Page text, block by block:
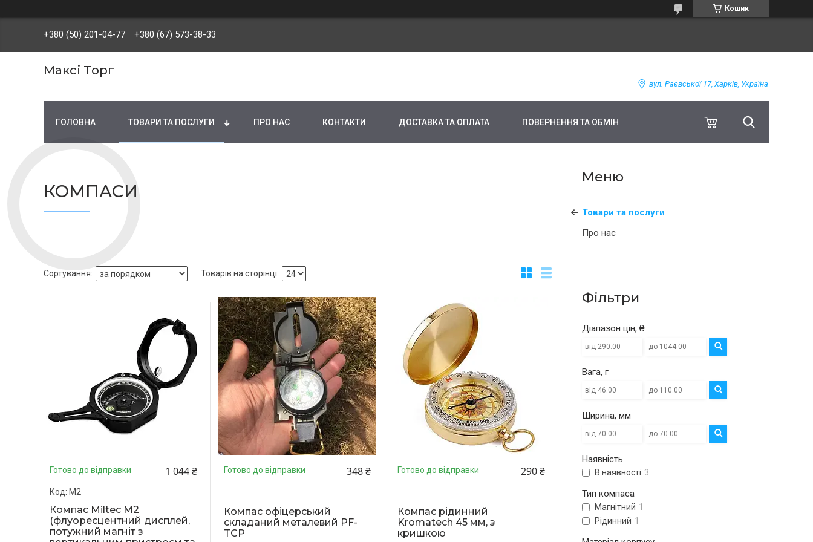
Кошик
+380 (50) 201-04-77 +380 (67) 573-38-33
Максі Торг
вул. Раєвської 17, Харків, Україна
ГОЛОВНА ТОВАРИ ТА ПОСЛУГИ ПРО НАС КОНТАКТИ ДОСТАВКА ТА ОПЛАТА ПОВЕРНЕННЯ ТА ОБМІН
Товари та послуги
Про нас
Фільтри
Діапазон цін, ₴
Вага, г
Ширина, мм
Наявність
В наявності 3
Тип компаса
Магнітний 1
Рідинний 1
КОМПАСИ
Готово до відправки 1 044 ₴
М2
Компас Miltec М2
(флуоресцентний дисплей,
потужний магніт з
Готово до відправки 348 ₴
Компас офіцерський
складаний металевий PF-
TCP
Готово до відправки 290 ₴
Компас рідинний
Kromatech 45 мм, з
кришкою